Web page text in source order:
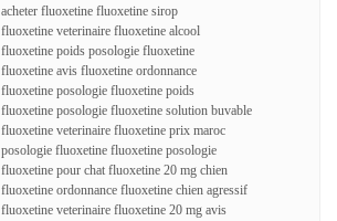
acheter fluoxetine fluoxetine sirop
fluoxetine veterinaire fluoxetine alcool
fluoxetine poids posologie fluoxetine
fluoxetine avis fluoxetine ordonnance
fluoxetine posologie fluoxetine poids
fluoxetine posologie fluoxetine solution buvable
fluoxetine veterinaire fluoxetine prix maroc
posologie fluoxetine fluoxetine posologie
fluoxetine pour chat fluoxetine 20 mg chien
fluoxetine ordonnance fluoxetine chien agressif
fluoxetine veterinaire fluoxetine 20 mg avis